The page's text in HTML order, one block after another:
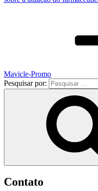
Mavicle-Promo
Pesquisar por:
Contato